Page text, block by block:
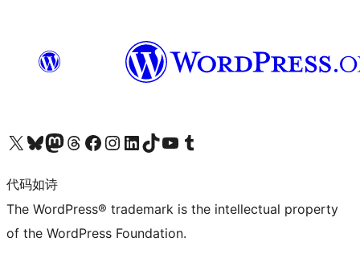
关注我们的 X（原 Twitter）账号访问我们的 Bluesky 账号关注我们的 Mastodon 账号访问我们的 Threads 账号 访问我们的 Facebook 公共主页关注我们的 Instagram 账号 关注我们的 LinkedIn 主页访问我们的 TikTok 账号访问我们的 YouTube 频道 访问我们的 Tumblr 账号
代码如诗
The WordPress® trademark is the intellectual property
of the WordPress Foundation.